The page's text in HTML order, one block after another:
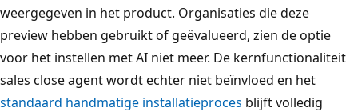
weergegeven in het product. Organisaties die deze
preview hebben gebruikt of geëvalueerd, zien de optie
voor het instellen met AI niet meer. De kernfunctionaliteit
sales close agent wordt echter niet beïnvloed en het
standaard handmatige installatieproces blijft volledig